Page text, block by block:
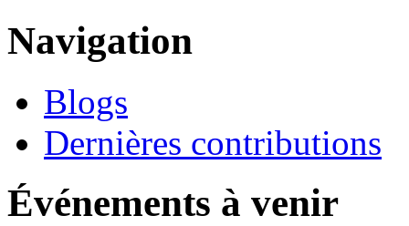
Navigation
Blogs
Dernières contributions
Événements à venir